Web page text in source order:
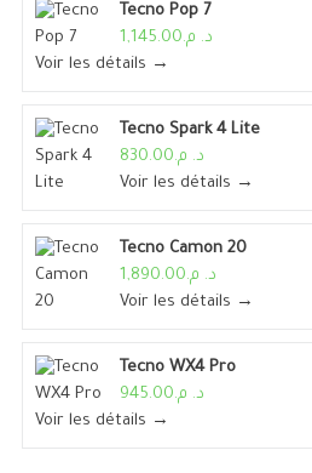
Tecno Pop 7
د. م.1,145.00
Voir les détails →
Tecno Spark 4 Lite
د. م.830.00
Voir les détails →
Tecno Camon 20
د. م.1,890.00
Voir les détails →
Tecno WX4 Pro
د. م.945.00
Voir les détails →